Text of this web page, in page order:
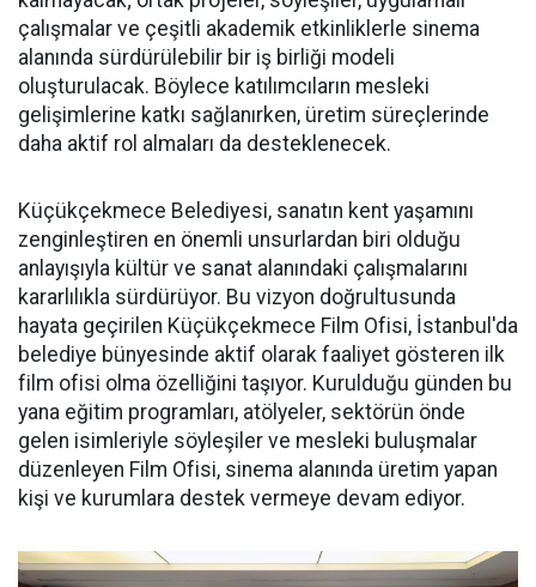
çalışmalar ve çeşitli akademik etkinliklerle sinema
alanında sürdürülebilir bir iş birliği modeli
oluşturulacak. Böylece katılımcıların mesleki
gelişimlerine katkı sağlanırken, üretim süreçlerinde
daha aktif rol almaları da desteklenecek.
Küçükçekmece Belediyesi, sanatın kent yaşamını
zenginleştiren en önemli unsurlardan biri olduğu
anlayışıyla kültür ve sanat alanındaki çalışmalarını
kararlılıkla sürdürüyor. Bu vizyon doğrultusunda
hayata geçirilen Küçükçekmece Film Ofisi, İstanbul'da
belediye bünyesinde aktif olarak faaliyet gösteren ilk
film ofisi olma özelliğini taşıyor. Kurulduğu günden bu
yana eğitim programları, atölyeler, sektörün önde
gelen isimleriyle söyleşiler ve mesleki buluşmalar
düzenleyen Film Ofisi, sinema alanında üretim yapan
kişi ve kurumlara destek vermeye devam ediyor.